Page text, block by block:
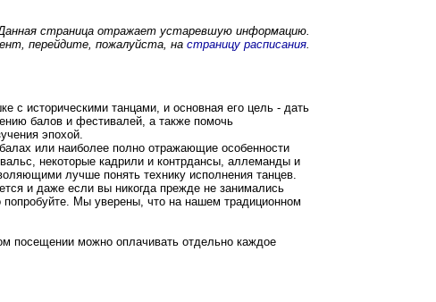
страница отражает устаревшую информацию.
перейдите, пожалуйста, на страницу расписания.
с историческими танцами, и основная его цель - дать
балов и фестивалей, а также помочь
эпохой.
или наиболее полно отражающие особенности
некоторые кадрили и контрдансы, аллеманды и
лучше понять технику исполнения танцев.
и даже если вы никогда прежде не занимались
Мы уверены, что на нашем традиционном
посещении можно оплачивать отдельно каждое